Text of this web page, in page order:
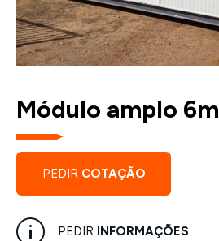
Módulo amplo 6m
PEDIRCOTAÇÃO
PEDIR INFORMAÇÕES